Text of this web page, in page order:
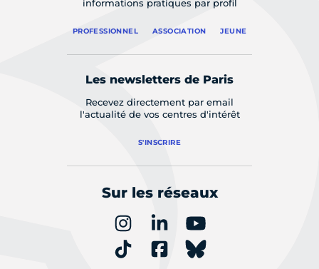
informations pratiques par profil
PROFESSIONNEL ASSOCIATION JEUNE
Les newsletters de Paris
Recevez directement par email
l'actualité de vos centres d'intérêt
S'INSCRIRE
Sur les réseaux